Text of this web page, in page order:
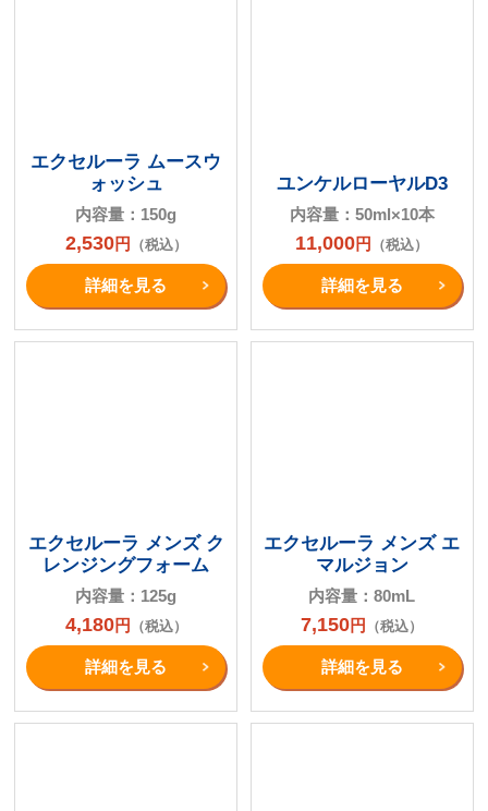
エクセルーラ ムースウ
ォッシュ
内容量：150g
2,530円 （税込）
詳細を⾒る
ユンケルローヤルD3
内容量：50ml×10本
11,000円 （税込）
詳細を⾒る
エクセルーラ メンズ ク
レンジングフォーム
内容量：125g
4,180円 （税込）
詳細を⾒る
エクセルーラ メンズ エ
マルジョン
内容量：80mL
7,150円 （税込）
詳細を⾒る